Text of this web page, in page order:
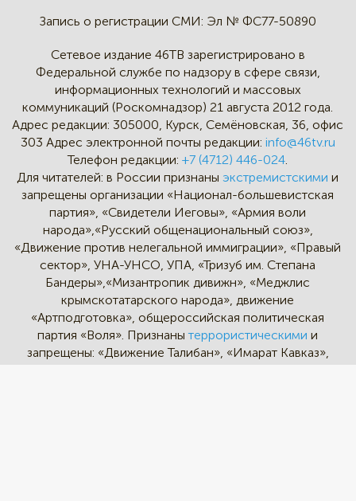
Запись о регистрации СМИ: Эл № ФС77-50890
Сетевое издание 46ТВ зарегистрировано в
Федеральной службе по надзору в сфере связи,
информационных технологий и массовых
коммуникаций (Роскомнадзор) 21 августа 2012 года.
Адрес редакции: 305000, Курск, Семёновская, 36, офис
303 Адрес электронной почты редакции: info@46tv.ru
Телефон редакции: +7 (4712) 446-024
Для читателей: в России признаныэкстремистскими и
запрещены организации «Национал-большевистская
партия», «Свидетели Иеговы», «Армия воли
народа»,«Русский общенациональный союз»,
«Движение против нелегальной иммиграции», «Правый
сектор», УНА-УНСО, УПА, «Тризуб им. Степана
Бандеры»,«Мизантропик дивижн», «Меджлис
крымскотатарского народа», движение
«Артподготовка», общероссийская политическая
партия «Воля». Признанытеррористическими и
запрещены: «Движение Талибан», «Имарат Кавказ»,